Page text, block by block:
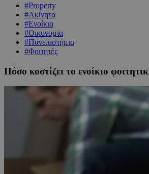
#Property
#Ακίνητα
#Ενοίκια
#Οικονομία
#Πανεπιστήμια
#Φοιτητές
Πόσο κοστίζει το ενοίκιο